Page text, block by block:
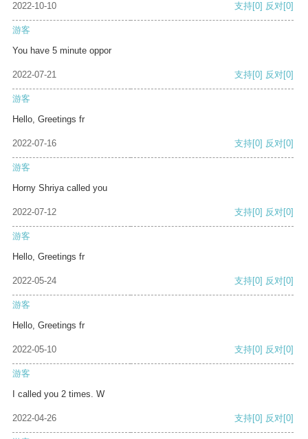
2022-10-10 支持[0] 反对[0]
游客
You have 5 minute oppor
2022-07-21 支持[0] 反对[0]
游客
Hello, Greetings fr
2022-07-16 支持[0] 反对[0]
游客
Horny Shriya called you
2022-07-12 支持[0] 反对[0]
游客
Hello, Greetings fr
2022-05-24 支持[0] 反对[0]
游客
Hello, Greetings fr
2022-05-10 支持[0] 反对[0]
游客
I called you 2 times. W
2022-04-26 支持[0] 反对[0]